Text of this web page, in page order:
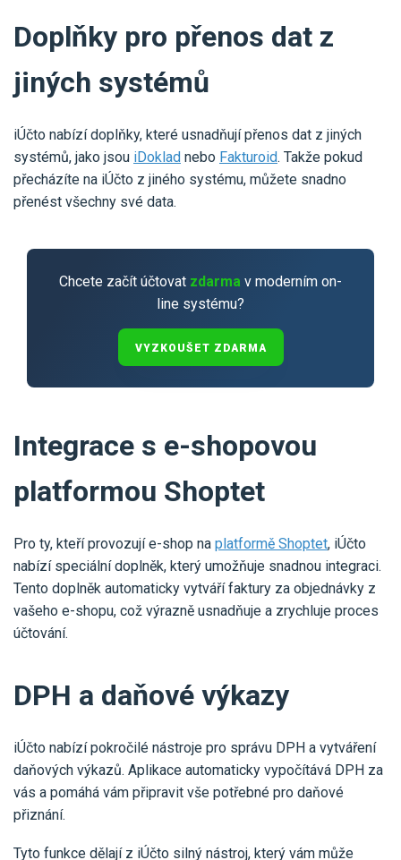
Doplňky pro přenos dat z
jiných systémů
iÚčto nabízí doplňky, které usnadňují přenos dat z jiných
systémů, jako jsou iDoklad nebo Fakturoid. Takže pokud
přecházíte na iÚčto z jiného systému, můžete snadno
přenést všechny své data.
Chcete začít účtovat zdarma v moderním on-
line systému?
VYZKOUŠET ZDARMA
Integrace s e-shopovou
platformou Shoptet
Pro ty, kteří provozují e-shop na platformě Shoptet, iÚčto
nabízí speciální doplněk, který umožňuje snadnou integraci.
Tento doplněk automaticky vytváří faktury za objednávky z
vašeho e-shopu, což výrazně usnadňuje a zrychluje proces
účtování.
DPH a daňové výkazy
iÚčto nabízí pokročilé nástroje pro správu DPH a vytváření
daňových výkazů. Aplikace automaticky vypočítává DPH za
vás a pomáhá vám připravit vše potřebné pro daňové
přiznání.
Tyto funkce dělají z iÚčto silný nástroj, který vám může